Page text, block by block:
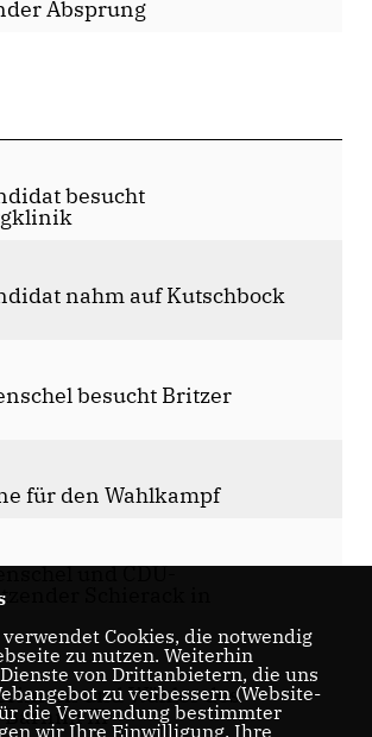
Absprung
besucht
nahm auf Kutschbock
besucht Britzer
für den Wahlkampf
und CDU-
Schierack in
und Wähler des
Barnim III
Cookies, die notwendig
zu nutzen. Weiterhin
von Drittanbietern, die uns
zu verbessern (Website-
die Verwendung bestimmter
wir Ihre Einwilligung. Ihre